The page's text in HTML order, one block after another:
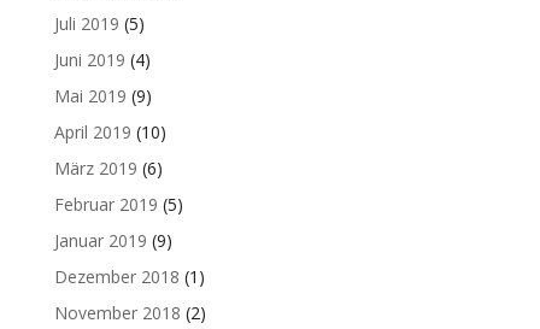
Juli 2019 (5)
Juni 2019 (4)
Mai 2019 (9)
April 2019 (10)
März 2019 (6)
Februar 2019 (5)
Januar 2019 (9)
Dezember 2018 (1)
November 2018 (2)